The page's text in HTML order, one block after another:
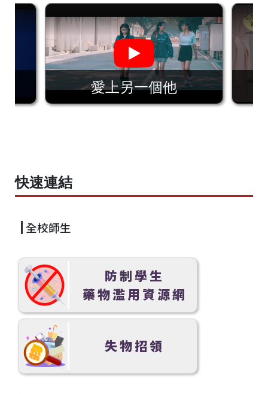
愛上另一個他
快速連結
全校師生
防制學生
藥物濫用資源網
失物招領